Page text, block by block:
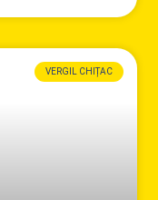
VERGIL CHIȚAC